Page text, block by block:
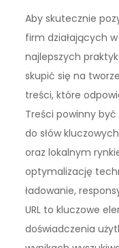
Aby skutecznie
firm działających
najlepszych
skupić się na
treści, które
Treści powinny
do słów
oraz lokalnym
optymalizację
ładowanie,
URL to kluczowe
doświadczenia